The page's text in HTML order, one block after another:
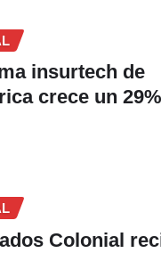
insurtech de
crece un
Colonial